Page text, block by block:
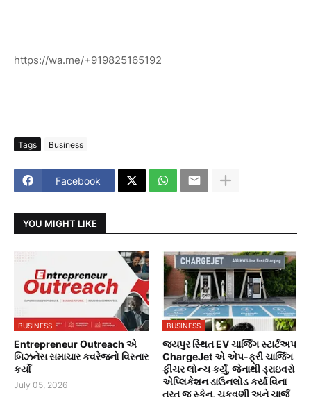
https://wa.me/+919825165192
Tags Business
Facebook
YOU MIGHT LIKE
BUSINESS
Entrepreneur Outreach એ
બિઝનેસ સમાચાર કવરેજનો વિસ્તાર
કર્યો
July 05, 2026
BUSINESS
જયપુર સ્થિત EV ચાર્જિંગ સ્ટાર્ટઅપ
ChargeJet એ એપ-ફ્રી ચાર્જિંગ
ફીચર લોન્ચ કર્યું, જેનાથી ડ્રાઇવરો
એપ્લિકેશન ડાઉનલોડ કર્યા વિના
તરત જ સ્કેન, ચૂકવણી અને ચાર્જ